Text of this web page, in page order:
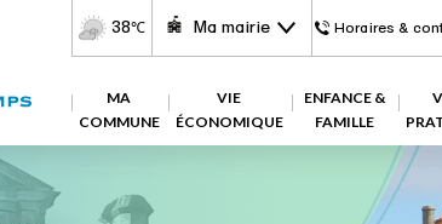
38℃ Ma mairie Horaires &
MA
COMMUNE
VIE
ÉCONOMIQUE
ENFANCE &
FAMILLE